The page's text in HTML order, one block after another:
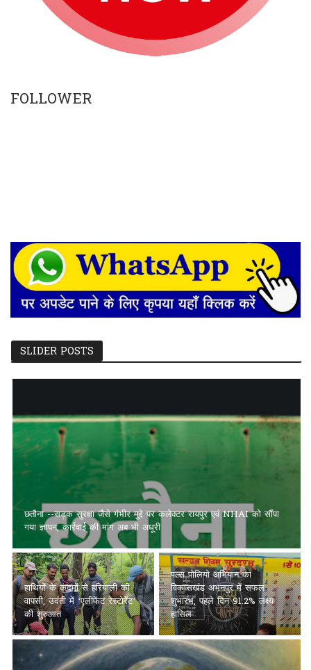
FOLLOWER
SLIDER POSTS
छतौना --सड़क सुरक्षा जैसे गंभीर मुद्दे पर कलेक्टर रायपुर एवं NHAI को सौंपा
गया ज्ञापन, कार्रवाई की मांग अब भी अधूरी
हाथियों के कदमों से हरियाली की
वापसी, उदंती में ‘एलीफेंट रेस्टोरेंट’
की शुरुआत
पल्स पोलियो अभियान का
विकासखंड अभनपुर में सफल
शुभारंभ, पहले दिन 91.2% लक्ष्य
हासिल